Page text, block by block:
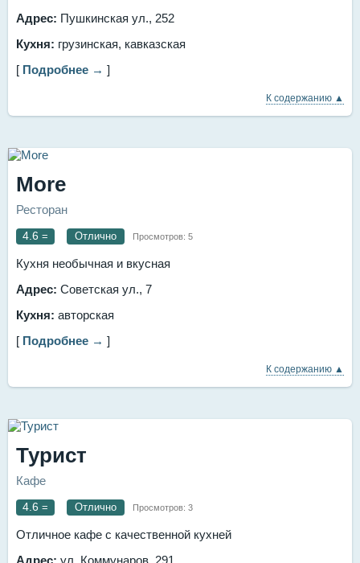
Адрес: Пушкинская ул., 252
Кухня: грузинская, кавказская
[ Подробнее → ]
К содержанию ▲
More
Ресторан
4.6 = Отлично Просмотров: 5
Кухня необычная и вкусная
Адрес: Советская ул., 7
Кухня: авторская
[ Подробнее → ]
К содержанию ▲
Турист
Кафе
4.6 = Отлично Просмотров: 3
Отличное кафе с качественной кухней
Адрес: ул. Коммунаров, 291